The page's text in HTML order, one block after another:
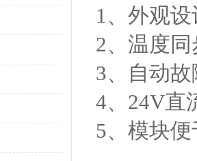
1、外观
2、温度
3、自动
4、24V直
5、模块